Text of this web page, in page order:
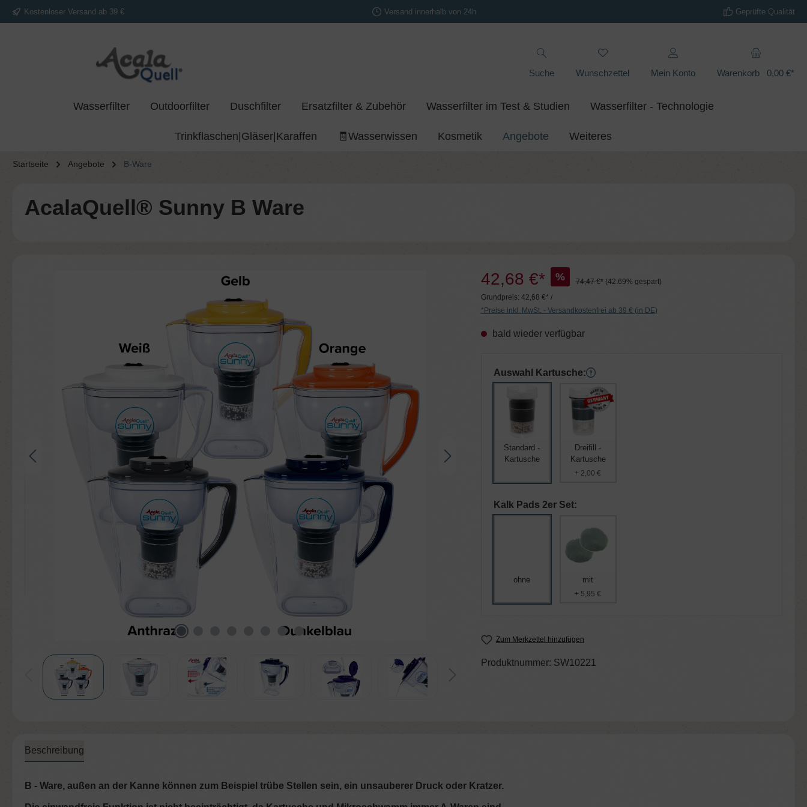
Zur Hauptnavigation springen
Kostenloser Versand ab 39 € Versand innerhalb von 24h Geprüfte Qualität
Suche Wunschzettel Mein Konto Warenkorb 0,00 €*
Wasserfilter Outdoorfilter Duschfilter Ersatzfilter & Zubehör Wasserfilter im Test & Studien Wasserfilter - Technologie
Trinkflaschen|Gläser|Karaffen 🧾Wasserwissen Kosmetik Angebote Weiteres
Startseite Angebote B-Ware
AcalaQuell® Sunny B Ware
42,68 €* % 74,47 €* (42.69% gespart)
Grundpreis: 42,68 €* /
*Preise inkl. MwSt. - Versandkostenfrei ab 39 € (in DE)
bald wieder verfügbar
Auswahl Kartusche:
Standard -
Kartusche
Dreifill -
Kartusche
+ 2,00 €
Kalk Pads 2er Set:
ohne mit
+ 5,95 €
Zum Merkzettel hinzufügen
Produktnummer: SW10221
Beschreibung
B - Ware, außen an der Kanne können zum Beispiel trübe Stellen sein, ein unsauberer Druck oder Kratzer.